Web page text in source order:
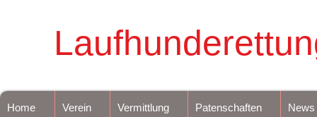
Home Verein Vermittlung Patenschaften News